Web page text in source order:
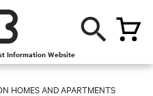
Information Website
HOMES AND APARTMENTS